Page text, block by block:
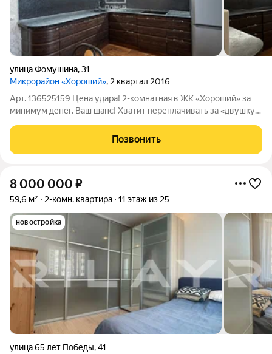
улица Фомушина,31
Микрорайон «Хороший», 2 квартал 2016
Арт. 136525159 Цена удара! 2-комнатная в ЖК «Хороший» за
минимум денег. Ваш шанс! Хватит переплачивать за «двушку»
Монолитный дом (6/12 эт). Что внутри: Комнаты
Позвонить
8 000 000 ₽
59,6 м² 2-комн. квартира 11 этаж из 25
новостройка
улица 65 лет Победы,41